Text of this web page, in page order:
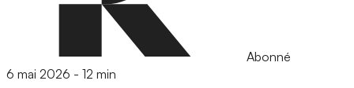
Abonné
6 mai 2026 - 12 min